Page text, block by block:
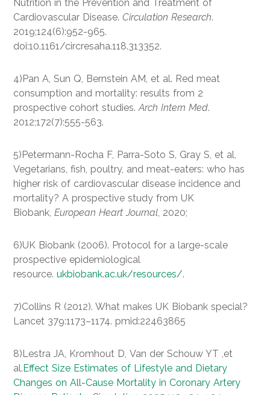
Nutrition in the Prevention and Treatment of
Cardiovascular Disease. Circulation Research.
2019;124(6):952-965.
doi:10.1161/circresaha.118.313352.
4)Pan A, Sun Q, Bernstein AM, et al. Red meat
consumption and mortality: results from 2
prospective cohort studies. Arch Intern Med.
2012;172(7):555-563.
5)Petermann-Rocha F, Parra-Soto S, Gray S, et al,
Vegetarians, fish, poultry, and meat-eaters: who has
higher risk of cardiovascular disease incidence and
mortality? A prospective study from UK
Biobank, European Heart Journal , 2020;
6)UK Biobank (2006). Protocol for a large-scale
prospective epidemiological
resource. ukbiobank.ac.uk/resources/.
7)Collins R (2012). What makes UK Biobank special?
Lancet 379:1173–1174. pmid:22463865
8)Lestra JA, Kromhout D, Van der Schouw YT ,et
al.Effect Size Estimates of Lifestyle and Dietary
Changes on All-Cause Mortality in Coronary Artery